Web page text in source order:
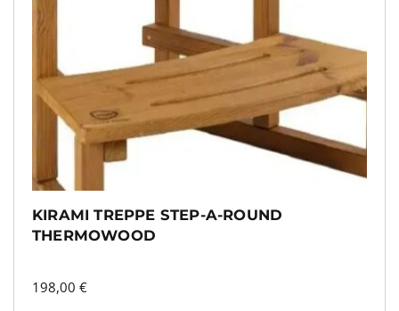
KIRAMI TREPPE STEP-A-ROUND
THERMOWOOD
198,00 €